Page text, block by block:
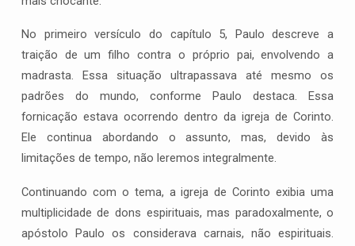
No primeiro versículo do capítulo 5, Paulo descreve a
traição de um filho contra o próprio pai, envolvendo a
madrasta. Essa situação ultrapassava até mesmo os
padrões do mundo, conforme Paulo destaca. Essa
fornicação estava ocorrendo dentro da igreja de Corinto.
Ele continua abordando o assunto, mas, devido às
limitações de tempo, não leremos integralmente.
Continuando com o tema, a igreja de Corinto exibia uma
multiplicidade de dons espirituais, mas paradoxalmente, o
apóstolo Paulo os considerava carnais, não espirituais.